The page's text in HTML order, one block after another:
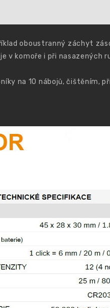
oboustranný záchyt
v komoře i při nasazených
na 10 nábojů, čištěním,